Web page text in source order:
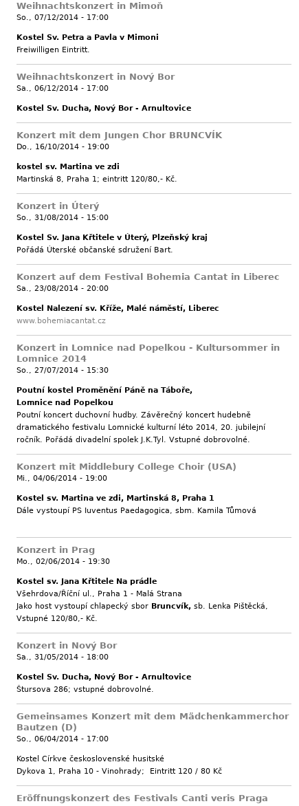
Weihnachtskonzert in Mimoň
So., 07/12/2014 - 17:00
Kostel Sv. Petra a Pavla v Mimoni
Freiwilligen Eintritt.
Weihnachtskonzert in Nový Bor
Sa., 06/12/2014 - 17:00
Kostel Sv. Ducha, Nový Bor - Arnultovice
Konzert mit dem Jungen Chor BRUNCVÍK
Do., 16/10/2014 - 19:00
kostel sv. Martina ve zdi
Martinská 8, Praha 1; eintritt 120/80,- Kč.
Konzert in Úterý
So., 31/08/2014 - 15:00
Kostel Sv. Jana Křtitele v Úterý, Plzeňský kraj
Pořádá Úterské občanské sdružení Bart.
Konzert auf dem Festival Bohemia Cantat in Liberec
Sa., 23/08/2014 - 20:00
Kostel Nalezení sv. Kříže, Malé náměstí, Liberec
www.bohemiacantat.cz
Konzert in Lomnice nad Popelkou - Kultursommer in
Lomnice 2014
So., 27/07/2014 - 15:30
Poutní kostel Proměnění Páně na Táboře,
Lomnice nad Popelkou
Poutní koncert duchovní hudby. Závěrečný koncert hudebně
dramatického festivalu Lomnické kulturní léto 2014, 20. jubilejní
ročník. Pořádá divadelní spolek J.K.Tyl. Vstupné dobrovolné.
Konzert mit Middlebury College Choir (USA)
Mi., 04/06/2014 - 19:00
Kostel sv. Martina ve zdi, Martinská 8, Praha 1
Dále vystoupí PS Iuventus Paedagogica, sbm. Kamila Tůmová
Konzert in Prag
Mo., 02/06/2014 - 19:30
Kostel sv. Jana Křtitele Na prádle
Všehrdova/Říční ul., Praha 1 - Malá Strana
Jako host vystoupí chlapecký sbor Bruncvík, sb. Lenka Pištěcká,
Vstupné 120/80,- Kč.
Konzert in Nový Bor
Sa., 31/05/2014 - 18:00
Kostel Sv. Ducha, Nový Bor - Arnultovice
Štursova 286; vstupné dobrovolné.
Gemeinsames Konzert mit dem Mädchenkammerchor
Bautzen (D)
So., 06/04/2014 - 17:00
Kostel Církve československé husitské
Dykova 1, Praha 10 - Vinohrady; Eintritt 120 / 80 Kč
Eröffnungskonzert des Festivals Canti veris Praga